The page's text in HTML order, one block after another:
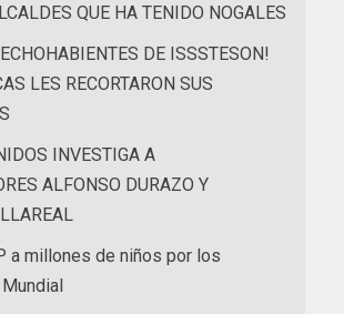
QUE HA TENIDO NOGALES
DE ISSSTESON!
LES RECORTARON SUS
INVESTIGA A
ALFONSO DURAZO Y
a millones de niños por los